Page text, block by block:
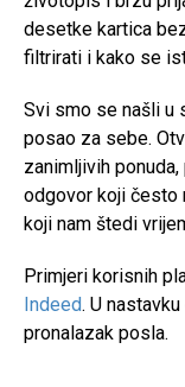
desetke kartica
filtrirati i kako se
Svi smo se našli u
posao za sebe.
zanimljivih
odgovor koji često
koji nam štedi
Primjeri korisnih
Indeed. U
pronalazak posla.